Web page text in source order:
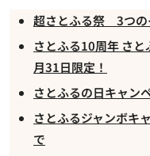
超さとふる祭 3つの
さとふる10周年 さ
月31日限定！
さとふるの日キャ
さとふるジャンボ
で